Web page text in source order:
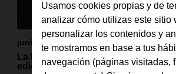
junio 2026
La Fundación Orange celebra en
edición del encuentro GarageLAB
Usamos cookies propias y de
analizar cómo utilizas este sitio
personalizar los contenidos y
te mostramos en base a tus
navegación (páginas visitadas,